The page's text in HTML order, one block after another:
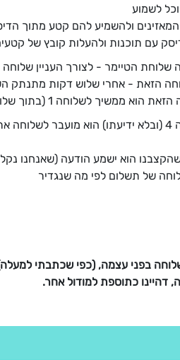
לשמוע
ולהשמיע להם קטע מתוך
עם תוכנות ולהעלות קובץ של
הטיימר - לצורך העניין שלוחה 4
הזאת - אחרי שלוש דקות מתנתק
1 (בתוך שלוחה 4) ששלוחה 1 הזה יהיה המוזיקה
הוא ישמע הודעה (שאנחנו
של תשלום לפי מה שנגדיר